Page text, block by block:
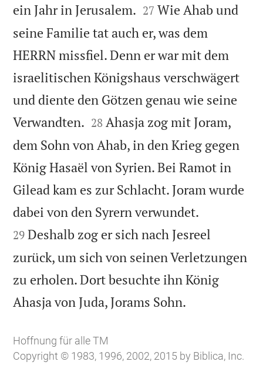
ein Jahr in Jerusalem. 

27 Wie Ahab und
seine Familie tat auch er, was dem
HERRN missfiel. Denn er war mit dem
israelitischen Königshaus verschwägert
und diente den Götzen genau wie seine
Verwandten. 

28 Ahasja zog mit Joram,
dem Sohn von Ahab, in den Krieg gegen
König Hasaël von Syrien. Bei Ramot in
Gilead kam es zur Schlacht. Joram wurde
dabei von den Syrern verwundet.
29 Deshalb zog er sich nach Jesreel
zurück, um sich von seinen Verletzungen
zu erholen. Dort besuchte ihn König
Ahasja von Juda, Jorams Sohn.
Hoffnung für alle TM
Copyright © 1983, 1996, 2002, 2015 by Biblica, Inc.